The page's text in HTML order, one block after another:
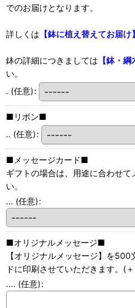
でのお届けとなります。
詳しくは 【鉢に植え替えてお届け】
鉢の詳細につきましては 【鉢・
い。
. (任意):
■リボン■
.. (任意):
■メッセージカード■
ギフトの場合は、用途に合わせ
い。
... (任意):
■オリジナルメッセージ■
【オリジナルメッセージ】を
ドに印刷させていただきます。(＋
.... (任意):